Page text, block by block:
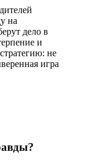
на
дело в
и
не
игра